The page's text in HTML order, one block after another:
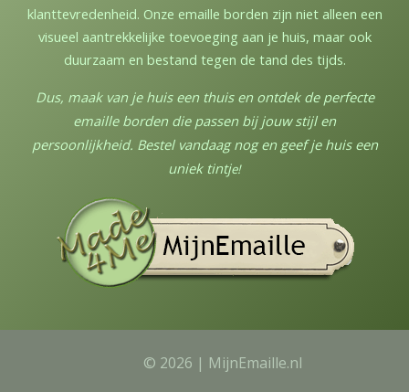
klanttevredenheid. Onze emaille borden zijn niet alleen een
visueel aantrekkelijke toevoeging aan je huis, maar ook
duurzaam en bestand tegen de tand des tijds.
Dus, maak van je huis een thuis en ontdek de perfecte
emaille borden die passen bij jouw stijl en
persoonlijkheid. Bestel vandaag nog en geef je huis een
uniek tintje!
© 2026 | MijnEmaille.nl